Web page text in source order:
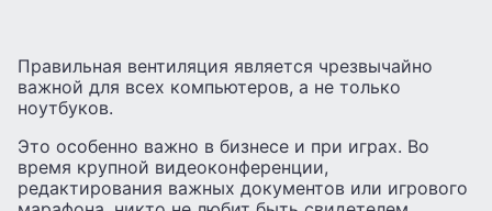
Правильная вентиляция является чрезвычайно
важной для всех компьютеров, а не только
ноутбуков.
Это особенно важно в бизнесе и при играх. Во
время крупной видеоконференции,
редактирования важных документов или игрового